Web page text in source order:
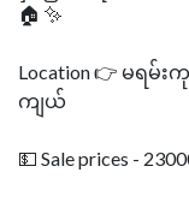
🏠 ✨
Location 👉 မရမ်
ကျယ်
💵 Sale prices -